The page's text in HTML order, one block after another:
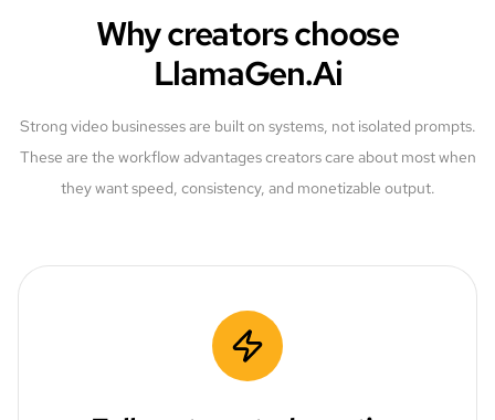
Why creators choose
LlamaGen.Ai
Strong video businesses are built on systems, not isolated prompts.
These are the workflow advantages creators care about most when
they want speed, consistency, and monetizable output.